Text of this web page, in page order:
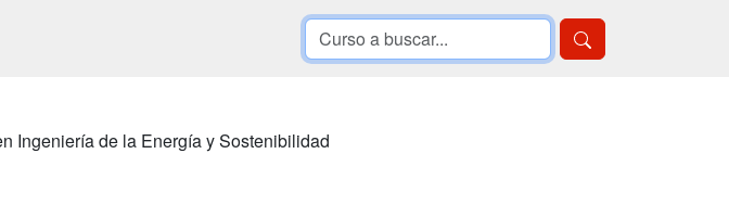
Ingeniería de la Energía y Sostenibilidad